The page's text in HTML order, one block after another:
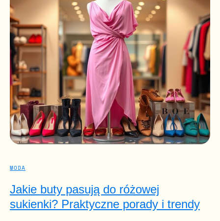
MODA
Jakie buty pasują do różowej
sukienki? Praktyczne porady i trendy